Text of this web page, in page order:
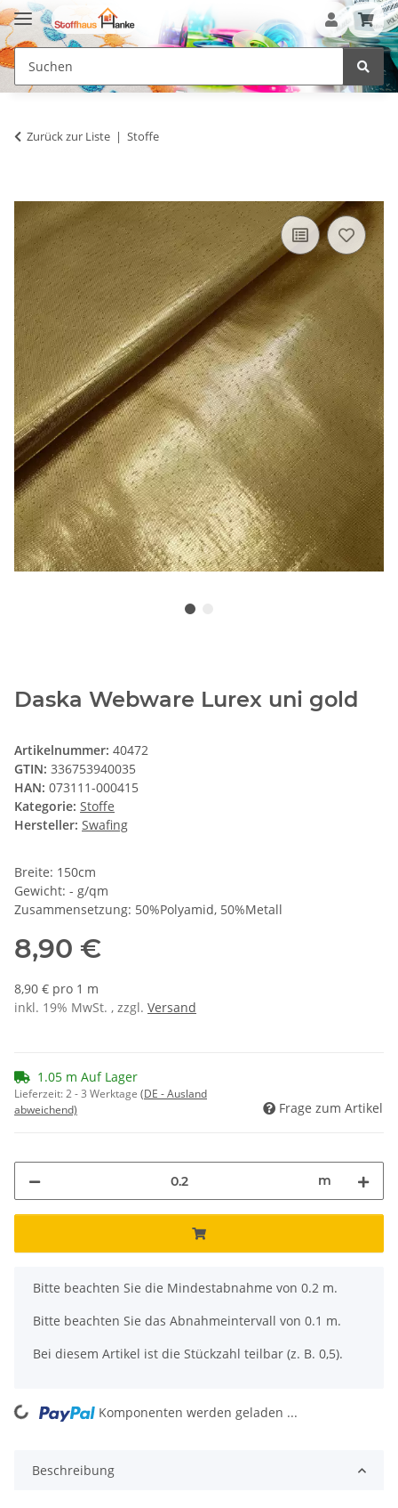
Zurück zur Liste Stoffe
Daska Webware Lurex uni gold
Artikelnummer: 40472
GTIN: 336753940035
HAN: 073111-000415
Kategorie: Stoffe
Hersteller: Swafing
Breite: 150cm
Gewicht: - g/qm
Zusammensetzung: 50%Polyamid, 50%Metall
8,90 €
8,90 € pro 1 m
inkl. 19% MwSt. , zzgl. Versand
1.05 m Auf Lager
Lieferzeit:2 - 3 Werktage (DE - Ausland
abweichend)
Frage zum Artikel
m
x
Bitte beachten Sie die Mindestabnahme von 0.2 m.
Bitte beachten Sie das Abnahmeintervall von 0.1 m.
Bei diesem Artikel ist die Stückzahl teilbar (z. B. 0,5).
Komponenten werden geladen ...
Beschreibung